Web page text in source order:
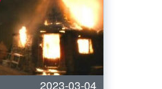
2023-03-04